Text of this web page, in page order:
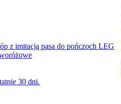
z imitacją pasa do pończoch LEG
30 dni.